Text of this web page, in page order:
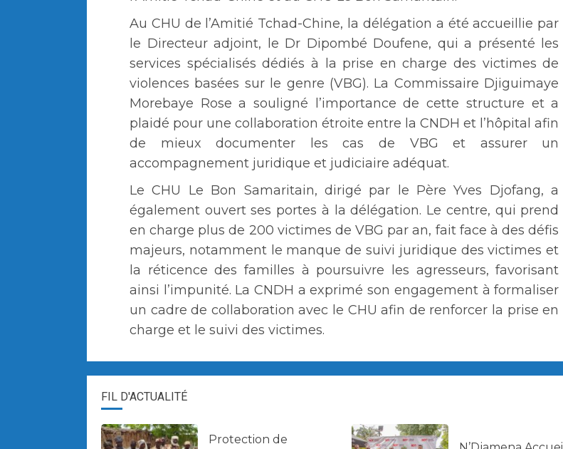
Au CHU de l’Amitié Tchad-Chine, la délégation a été accueillie par
le Directeur adjoint, le Dr Dipombé Doufene, qui a présenté les
services spécialisés dédiés à la prise en charge des victimes de
violences basées sur le genre (VBG). La Commissaire Djiguimaye
Morebaye Rose a souligné l’importance de cette structure et a
plaidé pour une collaboration étroite entre la CNDH et l’hôpital afin
de mieux documenter les cas de VBG et assurer un
accompagnement juridique et judiciaire adéquat.
Le CHU Le Bon Samaritain, dirigé par le Père Yves Djofang, a
également ouvert ses portes à la délégation. Le centre, qui prend
en charge plus de 200 victimes de VBG par an, fait face à des défis
majeurs, notamment le manque de suivi juridique des victimes et
la réticence des familles à poursuivre les agresseurs, favorisant
ainsi l’impunité. La CNDH a exprimé son engagement à formaliser
un cadre de collaboration avec le CHU afin de renforcer la prise en
charge et le suivi des victimes.
FIL D'ACTUALITÉ
Protection de